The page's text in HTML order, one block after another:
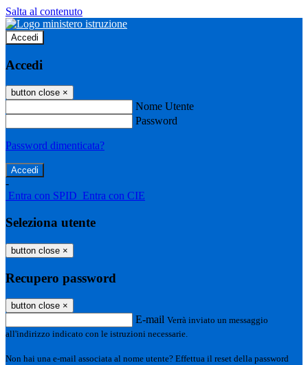
Salta al contenuto
Accedi
Accedi
button close ×
Nome Utente
Password
Password dimenticata?
-
Entra con SPID Entra con CIE
Seleziona utente
button close ×
Recupero password
button close ×
E-mail Verrà inviato un messaggio
all'indirizzo indicato con le istruzioni necessarie.
Non hai una e-mail associata al nome utente? Effettua il reset della password